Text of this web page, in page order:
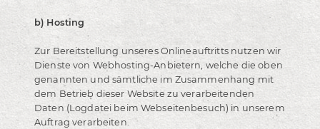
b) Hosting
Zur Bereitstellung unseres Onlineauftritts nutzen wir
Dienste von Webhosting-Anbietern, welche die oben
genannten und sämtliche im Zusammenhang mit
dem Betrieb dieser Website zu verarbeitenden
Daten (Logdatei beim Webseitenbesuch) in unserem
Auftrag verarbeiten.